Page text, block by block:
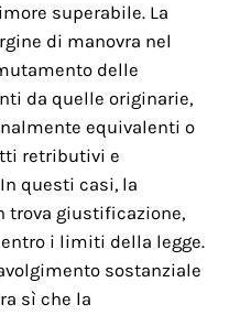
superabile. La
di manovra nel
delle
da quelle originarie,
equivalenti o
retributivi e
questi casi, la
trova giustificazione,
i limiti della legge.
sostanziale
sì che la